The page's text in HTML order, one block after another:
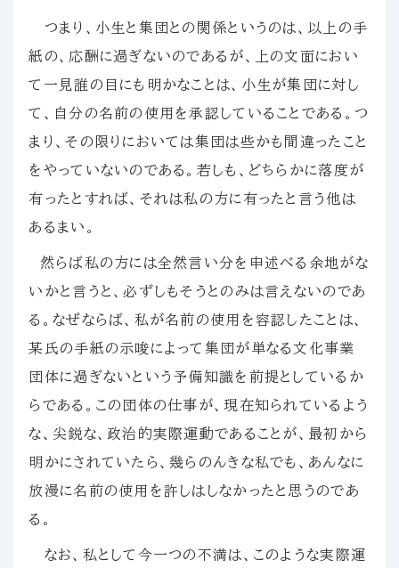
つまり、小生と集団との関係というのは、以上の手
紙の、応酬に過ぎないのであるが、上の文面におい
て一見誰の目にも明かなことは、小生が集団に対し
て、自分の名前の使用を承認していることである。つ
まり、その限りにおいては集団は些かも間違ったこと
をやっていないのである。若しも、どちらかに落度が
有ったとすれば、それは私の方に有ったと言う他は
あるまい。
然らば私の方には全然言い分を申述べる余地がな
いかと言うと、必ずしもそうとのみは言えないのであ
る。なぜならば、私が名前の使用を容認したことは、
某氏の手紙の示唆によって集団が単なる文化事業
団体に過ぎないという予備知識を前提としているか
らである。この団体の仕事が、現在知られているよう
な、尖鋭な、政治的実際運動であることが、最初から
明かにされていたら、幾らのんきな私でも、あんなに
放漫に名前の使用を許しはしなかったと思うのであ
る。
なお、私として今一つの不満は、このような実際運